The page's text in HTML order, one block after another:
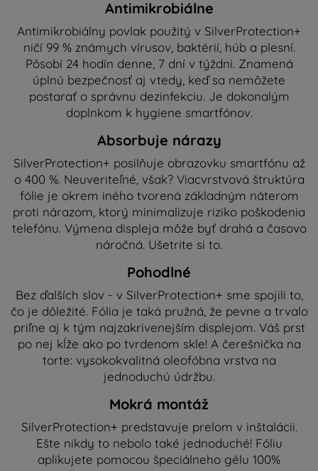
Antimikrobiálne
Antimikrobiálny povlak použitý v SilverProtection+
ničí 99 % známych vírusov, baktérií, húb a plesní.
Pôsobí 24 hodín denne, 7 dní v týždni. Znamená
úplnú bezpečnosť aj vtedy, keď sa nemôžete
postarať o správnu dezinfekciu. Je dokonalým
doplnkom k hygiene smartfónov.
Absorbuje nárazy
SilverProtection+ posilňuje obrazovku smartfónu až
o 400 %. Neuveriteľné, však? Viacvrstvová štruktúra
fólie je okrem iného tvorená základným náterom
proti nárazom, ktorý minimalizuje riziko poškodenia
telefónu. Výmena displeja môže byť drahá a časovo
náročná. Ušetrite si to.
Pohodlné
Bez ďalších slov - v SilverProtection+ sme spojili to,
čo je dôležité. Fólia je taká pružná, že pevne a trvalo
priľne aj k tým najzakrivenejším displejom. Váš prst
po nej kĺže ako po tvrdenom skle! A čerešnička na
torte: vysokokvalitná oleofóbna vrstva na
jednoduchú údržbu.
Mokrá montáž
SilverProtection+ predstavuje prelom v inštalácii.
Ešte nikdy to nebolo také jednoduché! Fóliu
aplikujete pomocou špeciálneho gélu 100%